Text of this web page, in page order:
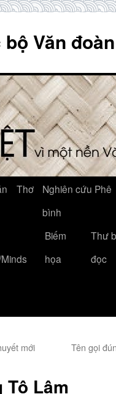
Văn
Thơ
Nghiên cứu Phê
bình
Biếm
họa
Thư
đọc
mới Tên gọi
Lâm